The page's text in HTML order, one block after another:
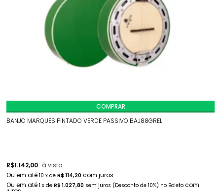
BANJO MARQUES PINTADO VERDE PASSIVO BAJ88GREL
R$1.142,00 à vista
10 x de R$ 114,20
1 x de R$ 1.027,80 sem juros (Desconto de 10%) no Boleto
COMPRAR